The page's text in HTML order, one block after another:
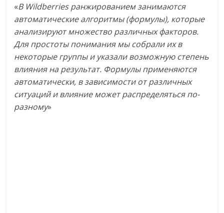
меняет
жизнь
людей
обсудить
эти
изменения
читателем.
«В Wildberries ранжированием занимаются
автоматические алгоритмы (формулы), которые
анализируют множество различных факторов.
Для простоты понимания мы собрали их в
некоторые группы и указали возможную степень
влияния на результат. Формулы применяются
автоматически, в зависимости от различных
ситуаций и влияние может распределяться по-
разному»